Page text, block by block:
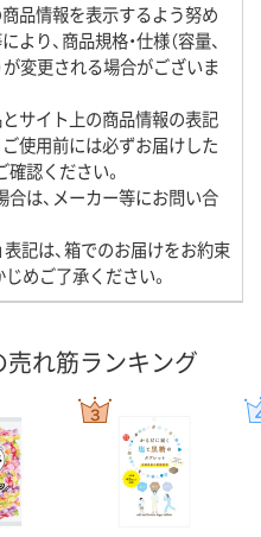
品情報を表示するよう努め
り、商品規格・仕様（容量、
が変更される場合がございま
サイト上の商品情報の表記
使用前には必ずお届けした
認ください。
は、メーカー等にお問い合
表記は、箱でのお届けをお約束
めご了承ください。
れ筋ランキング